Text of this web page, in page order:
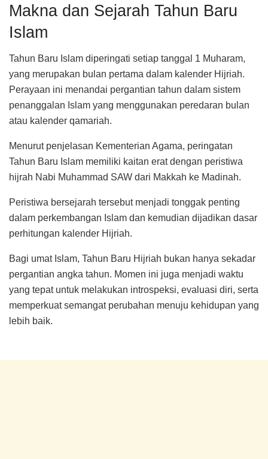
Makna dan Sejarah Tahun Baru
Islam
Tahun Baru Islam diperingati setiap tanggal 1 Muharam,
yang merupakan bulan pertama dalam kalender Hijriah.
Perayaan ini menandai pergantian tahun dalam sistem
penanggalan Islam yang menggunakan peredaran bulan
atau kalender qamariah.
Menurut penjelasan Kementerian Agama, peringatan
Tahun Baru Islam memiliki kaitan erat dengan peristiwa
hijrah Nabi Muhammad SAW dari Makkah ke Madinah.
Peristiwa bersejarah tersebut menjadi tonggak penting
dalam perkembangan Islam dan kemudian dijadikan dasar
perhitungan kalender Hijriah.
Bagi umat Islam, Tahun Baru Hijriah bukan hanya sekadar
pergantian angka tahun. Momen ini juga menjadi waktu
yang tepat untuk melakukan introspeksi, evaluasi diri, serta
memperkuat semangat perubahan menuju kehidupan yang
lebih baik.